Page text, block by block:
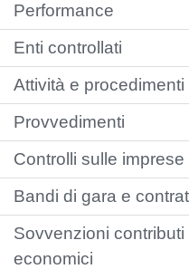
Performance
Enti controllati
Attività e procedimenti
Provvedimenti
Controlli sulle imprese
Bandi di gara e
Sovvenzioni
economici